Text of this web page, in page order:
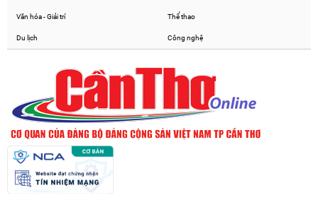
Văn hóa - Giải trí Thể thao
Du lịch Công nghệ